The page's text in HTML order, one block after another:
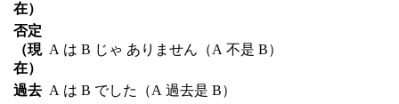
在）
否定
（現
在）
A は B じゃ ありません （A 不是 B）
過去 A は B でした
（A 過去是 B）